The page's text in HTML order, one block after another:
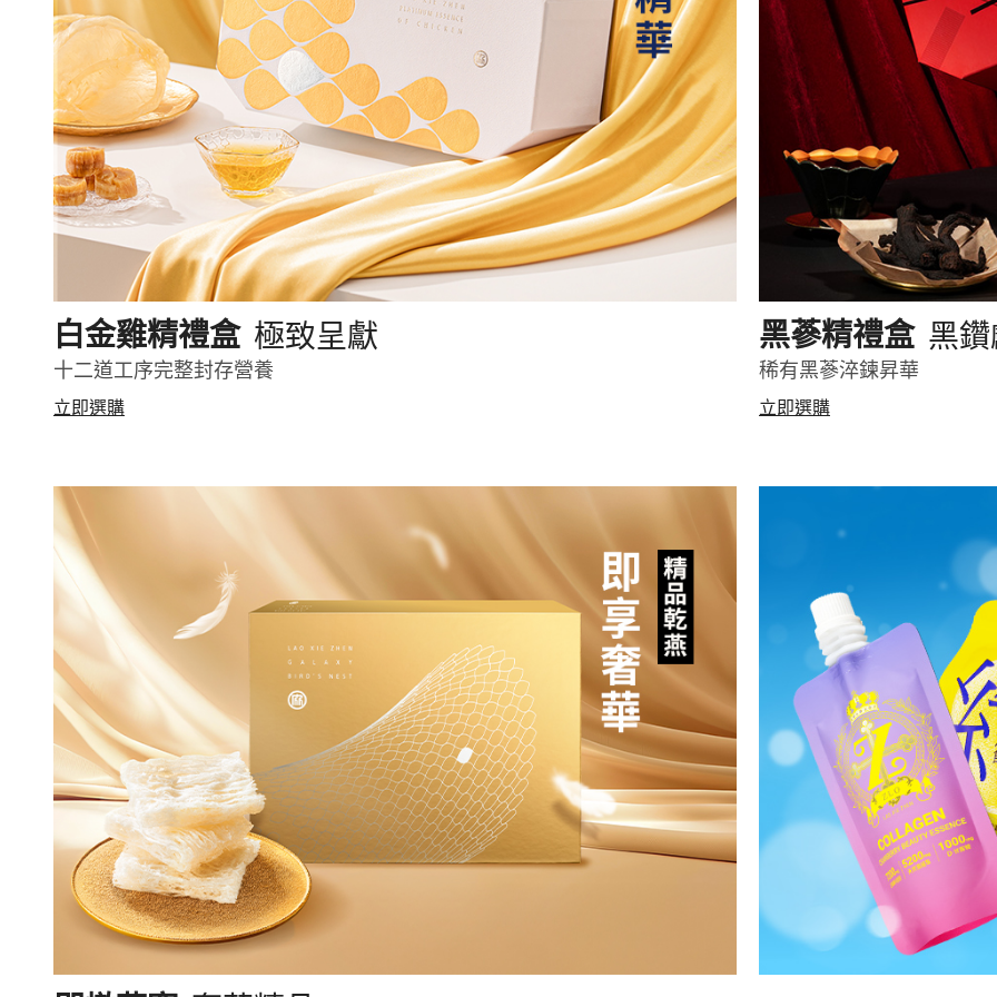
白金雞精禮盒 極致呈獻
十二道工序完整封存營養
立即選購
黑蔘精禮盒 黑
稀有黑蔘淬鍊昇華
立即選購